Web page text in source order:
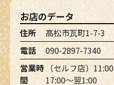
お店のデータ
住所
高松市瓦町1-7-3
電話
090-2897-7340
営業時
間
（セルフ店）
17:00～翌1:00